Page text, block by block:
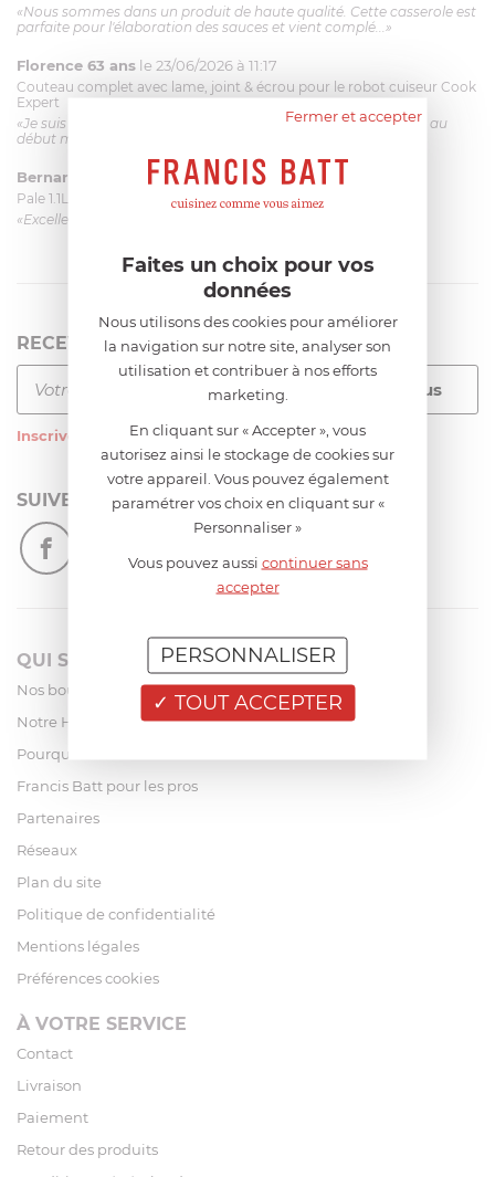
«Nous sommes dans un produit de haute qualité. Cette casserole est
parfaite pour l'élaboration des sauces et vient complé...»
Florence 63 ans le 23/06/2026 à 11:17
Couteau complet avec lame, joint & écrou pour le robot cuiseur Cook
Expert
«Je suis satisfaite du couteau Magimix. L'écrou est un peu dur au
début mais ça le fait. La livraison a été très rapide. ...»
Bernard le 23/06/2026 à 09:43
Pale 1.1L pour Glacier Magimix 11031/121/123/124
«Excellent: produit et livraison»
RECEVEZ LA NEWSLETTER
Inscrivez-vous à notre newsletter
SUIVEZ-NOUS
QUI SOMMES-NOUS?
Nos boutiques
Notre Histoire
Pourquoi acheter chez Francis Batt ?
Francis Batt pour les pros
Partenaires
Réseaux
Plan du site
Politique de confidentialité
Mentions légales
Préférences cookies
À VOTRE SERVICE
Contact
Livraison
Paiement
Retour des produits
Fermer et accepter
Faites un choix pour vos
données
Nous utilisons des cookies pour améliorer
la navigation sur notre site, analyser son
utilisation et contribuer à nos efforts
marketing.
En cliquant sur « Accepter », vous
autorisez ainsi le stockage de cookies sur
votre appareil. Vous pouvez également
paramétrer vos choix en cliquant sur «
Personnaliser »
Vous pouvez aussi continuer sans
accepter
TOUT ACCEPTER
PERSONNALISER